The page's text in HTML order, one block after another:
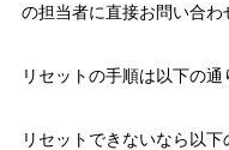
の担当者に直接お問い合わ
リセットの手順は以下の通
リセットできないなら以